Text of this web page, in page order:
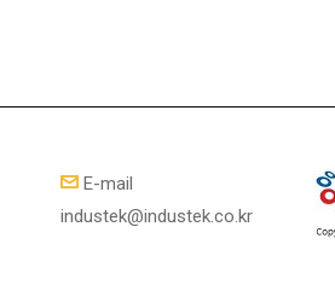
E-mail
industek@industek.co.kr